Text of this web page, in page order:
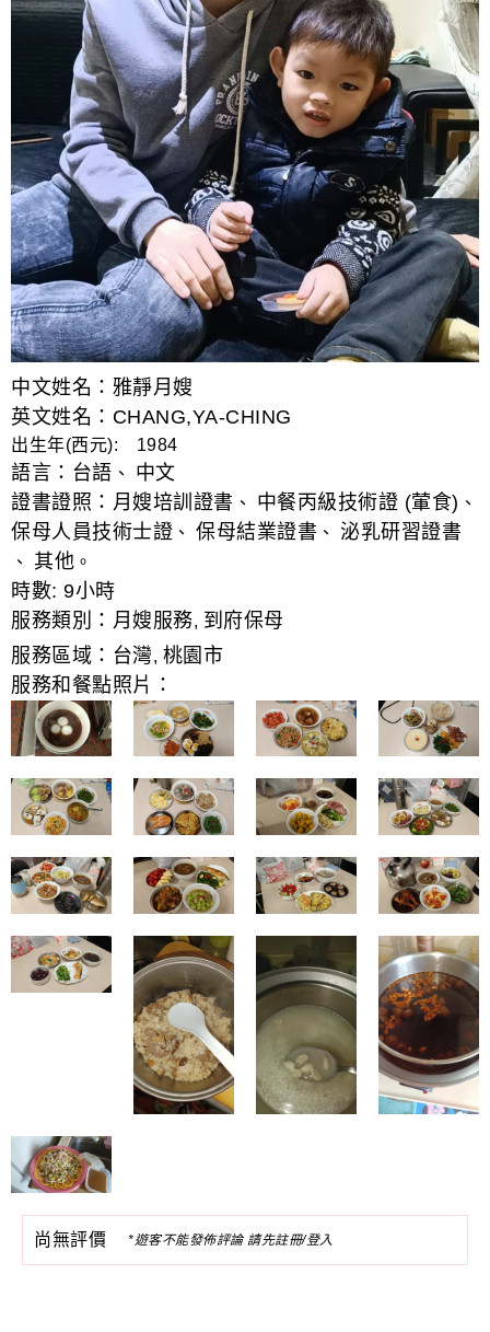
中文姓名：雅靜月嫂
英文姓名：CHANG,YA-CHING
出生年(西元): 1984
語言： 台語 、
中文
證書證照： 月嫂培訓證書 、 中餐丙級技術證 (葷食) 、
保母人員技術士證 、 保母結業證書 、 泌乳研習證書
、 其他 。
時數: 9小時
服務類別： 月嫂服務, 到府保母
服務區域： 台灣, 桃園市
服務和餐點照片：
尚無評價 *遊客不能發佈評論 請先註冊/登入